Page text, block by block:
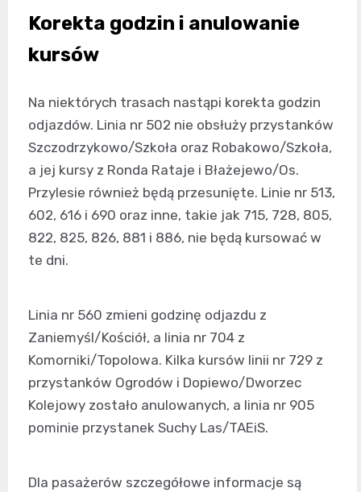
Korekta godzin i anulowanie
kursów
Na niektórych trasach nastąpi korekta godzin
odjazdów. Linia nr 502 nie obsłuży przystanków
Szczodrzykowo/Szkoła oraz Robakowo/Szkoła,
a jej kursy z Ronda Rataje i Błażejewo/Os.
Przylesie również będą przesunięte. Linie nr 513,
602, 616 i 690 oraz inne, takie jak 715, 728, 805,
822, 825, 826, 881 i 886, nie będą kursować w
te dni.
Linia nr 560 zmieni godzinę odjazdu z
Zaniemyśl/Kościół, a linia nr 704 z
Komorniki/Topolowa. Kilka kursów linii nr 729 z
przystanków Ogrodów i Dopiewo/Dworzec
Kolejowy zostało anulowanych, a linia nr 905
pominie przystanek Suchy Las/TAEiS.
Dla pasażerów szczegółowe informacje są